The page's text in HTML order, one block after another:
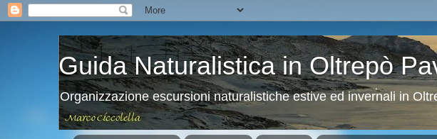
Guida Naturalistica in Oltrepò
Organizzazione escursioni naturalistiche estive ed invernali in